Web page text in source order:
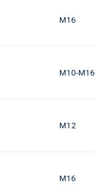
M16
M10-M16
M12
M16